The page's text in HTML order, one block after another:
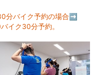
分バイク予約の場合➡
イク30分予約。